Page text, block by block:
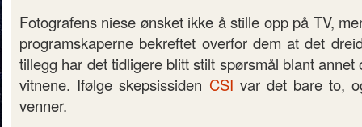
Fotografens niese ønsket ikke å stille opp på TV,
programskaperne bekreftet overfor dem at det
tillegg har det tidligere blitt stilt spørsmål blant annet
vitnene. Ifølge skepsissiden CSI var det bare to,
venner.